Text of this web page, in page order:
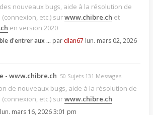
nouveaux bugs, aide à la résolution de
etc.) surwww.chibre.ch et
en version 2020
d'entrer aux … par dlan67 lun. mars 02, 2026
- www.chibre.ch 50 Sujets 131 Messages
de nouveaux bugs, aide à la résolution de
etc.) surwww.chibre.ch
lun. mars 16, 2026 3:01 pm